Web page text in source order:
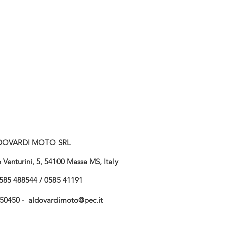
MOTO SRL
5, 54100 Massa MS, Italy
488544 / 0585 41191
- aldovardimoto@pec.it